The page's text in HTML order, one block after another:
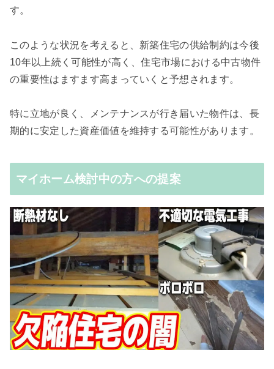
す。
このような状況を考えると、新築住宅の供給制約は今後
10年以上続く可能性が高く、住宅市場における中古物件
の重要性はますます高まっていくと予想されます。
特に立地が良く、メンテナンスが行き届いた物件は、長
期的に安定した資産価値を維持する可能性があります。
マイホーム検討中の方への提案